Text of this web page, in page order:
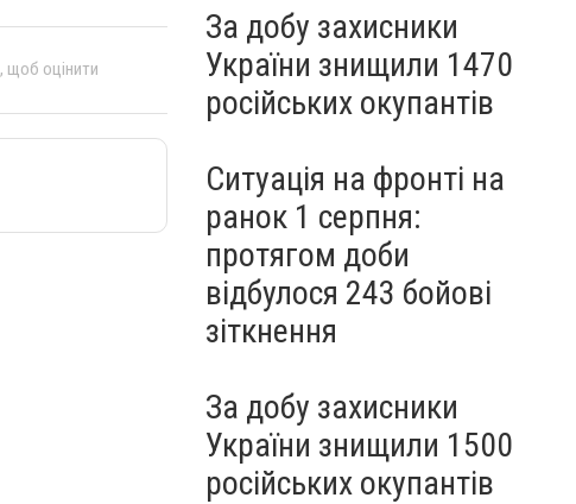
, щоб оцінити
За добу захисники
України знищили 1470
російських окупантів
Ситуація на фронті на
ранок 1 серпня:
протягом доби
відбулося 243 бойові
зіткнення
За добу захисники
України знищили 1500
російських окупантів